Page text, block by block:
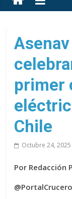
la
cruceros
en
solo
sitio
primer
Chile
Octubre 24, 2025
Por Redacción